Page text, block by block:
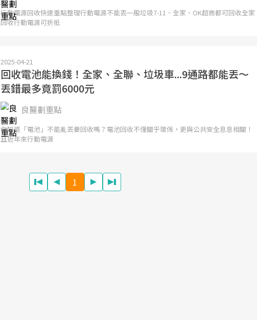
行動電源回收快速重點整理行動電源不能丟一般垃圾7-11、全家、OK超商都可回收全家
回收行動電源可折抵
2025-04-21
回收電池能換錢！全家、全聯、垃圾車...9通路都能丟～
丟錯最多竟罰6000元
良醫劃重點
你知道「電池」不能亂丟要回收嗎？電池回收不僅關乎環保，更與公共安全息息相關！
且近年來行動電源
1
心議題。然而，健檢不只是醫療院所的服
前往專題
前往專題